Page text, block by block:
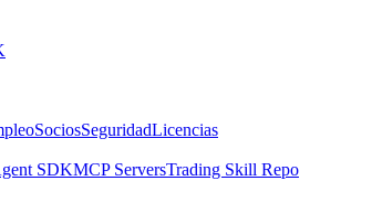
SociosSeguridadLicencias
SDKMCP ServersTrading Skill Repo